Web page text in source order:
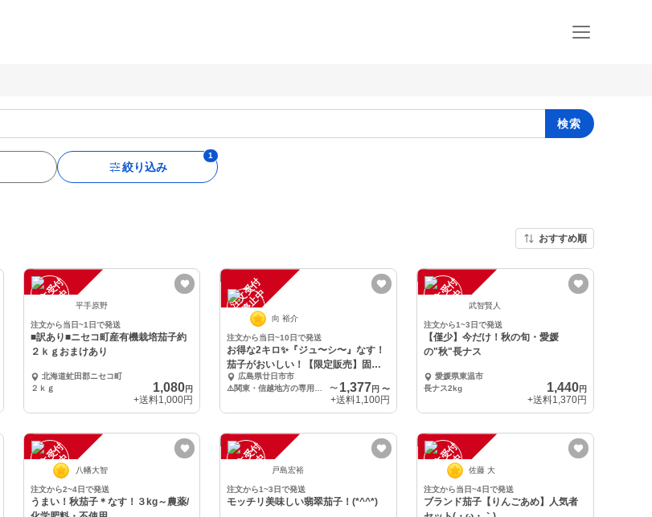
検索
絞り込み
おすすめ順
注
文
受
付
停
止
中 平手原野
注文から当日~1日で発送
■訳あり■ニセコ町産有機栽培茄子約
２ｋｇおまけあり
北海道虻田郡ニセコ町
２ｋｇ
1,080円
+送料1,000円
注
文
受
付
停
止
中
向 裕介
注文から当日~10日で発送
お得な2キロ✨『ジュ〜シ〜』なす！
茄子がおいしい！【限定販売】固定
種！広島県廿日市市
〜 1,377円〜
+送料1,100円
注
文
受
付
停
止
中 武智賢人
注文から1~3日で発送
【僅少】今だけ！秋の旬・愛媛
の"秋"長ナス
愛媛県東温市
長ナス2kg
1,440円
+送料1,370円
注
文
受
付
停
止
中 八幡大智
注文から2~4日で発送
うまい！秋茄子＊なす！３kg～農薬/
注
文
受
付
停
止
中 戸島宏裕
注文から1~3日で発送
モッチリ美味しい翡翠茄子！(*^^*)
注
文
受
付
停
止
中 佐藤 大
注文から当日~4日で発送
ブランド茄子【りんごあめ】人気者